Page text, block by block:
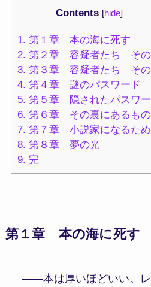
Contents [hide]
1. 第１章 本の海に死す
2. 第２章 容疑者たち そ
3. 第３章 容疑者たち その
4. 第４章 謎のパスワード
5. 第５章 隠されたパスワ
6. 第６章 その裏にあるもの
7. 第７章 小説家になるた
8. 第８章 夢の光
9. 完
第１章 本の海に死す
――本は厚いほどいい。レ